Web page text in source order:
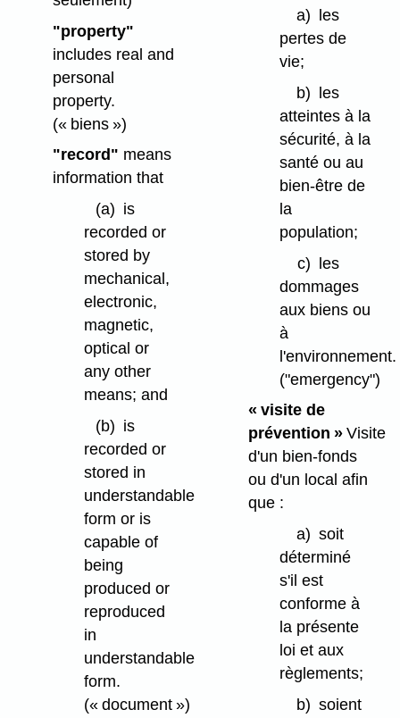
"property"
includes real and
personal
property.
(« biens »)
"record" means
information that
(a) is
recorded or
stored by
mechanical,
electronic,
magnetic,
optical or
any other
means; and
(b) is
recorded or
stored in
understandable
form or is
capable of
being
produced or
reproduced
in
understandable
form.
(« document »)
a)
les
pertes de
vie;
b) les
atteintes à la
sécurité, à la
santé ou au
bien-être de
la
population;
c) les
dommages
aux biens ou
à
l'environnement.
("emergency")
« visite de
prévention »Visite
d'un bien-fonds
ou d'un local afin
que :
a) soit
déterminé
s'il est
conforme à
la présente
loi et aux
règlements;
b) soient